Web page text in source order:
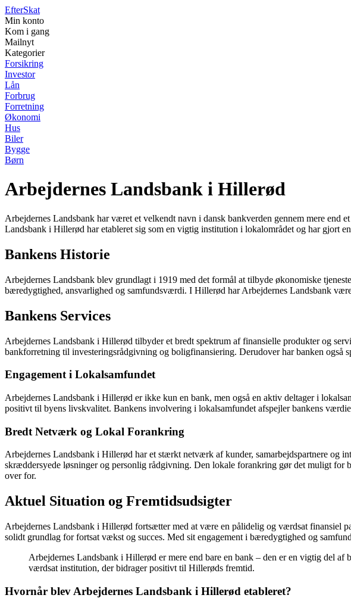
EfterSkat
Min konto
Kom i gang
Mailnyt
Kategorier
Forsikring
Investor
Lån
Forbrug
Forretning
Økonomi
Hus
Biler
Bygge
Børn
Arbejdernes Landsbank i Hillerød
Arbejdernes Landsbank har været et velkendt navn i dansk bankverden gennem mere
Landsbank i Hillerød har etableret sig som en vigtig institution i lokalområdet og har gjort
Bankens Historie
Arbejdernes Landsbank blev grundlagt i 1919 med det formål at tilbyde økonomiske
bæredygtighed, ansvarlighed og samfundsværdi. I Hillerød har Arbejdernes Landsbank
Bankens Services
Arbejdernes Landsbank i Hillerød tilbyder et bredt spektrum af finansielle produkter og
bankforretning til investeringsrådgivning og boligfinansiering. Derudover har banken også
Engagement i Lokalsamfundet
Arbejdernes Landsbank i Hillerød er ikke kun en bank, men også en aktiv deltager i
positivt til byens livskvalitet. Bankens involvering i lokalsamfundet afspejler bankens
Bredt Netværk og Lokal Forankring
Arbejdernes Landsbank i Hillerød har et stærkt netværk af kunder, samarbejdspartnere og
skræddersyede løsninger og personlig rådgivning. Den lokale forankring gør det muligt for
over for.
Aktuel Situation og Fremtidsudsigter
Arbejdernes Landsbank i Hillerød fortsætter med at være en pålidelig og værdsat finansiel
solidt grundlag for fortsat vækst og succes. Med sit engagement i bæredygtighed og
Arbejdernes Landsbank i Hillerød er mere end bare en bank – den er en vigtig del
værdsat institution, der bidrager positivt til Hillerøds fremtid.
Hvornår blev Arbejdernes Landsbank i Hillerød etableret?